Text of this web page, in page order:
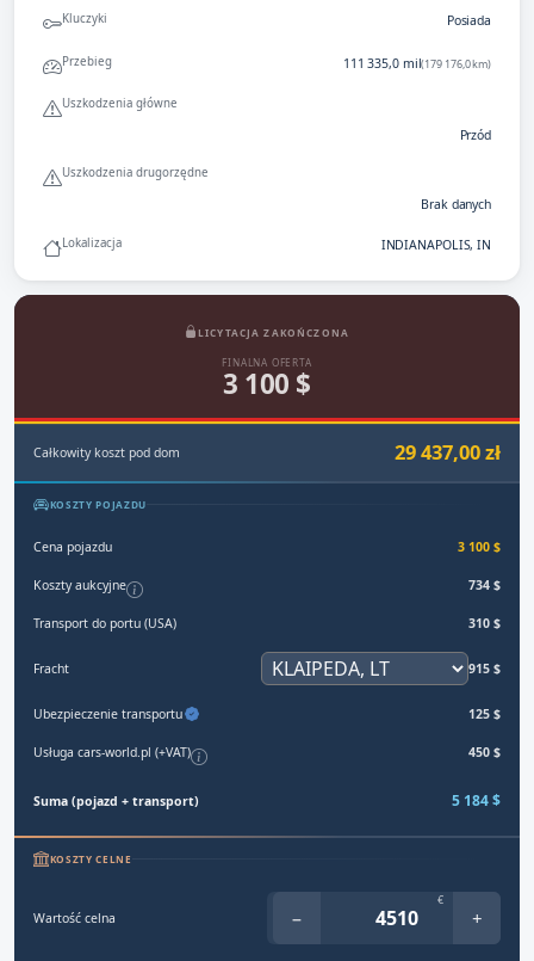
Kluczyki Posiada
Przebieg 111 335,0 mil(179 176,0 km)
Uszkodzenia główne
Przód
Uszkodzenia drugorzędne
Brak danych
Lokalizacja INDIANAPOLIS, IN
LICYTACJA ZAKOŃCZONA
FINALNA OFERTA
3 100 $
Całkowity koszt pod dom 29 437,00 zł
KOSZTY POJAZDU
Cena pojazdu 3 100 $
Koszty aukcyjne 734 $
Transport do portu (USA) 310 $
Fracht 915 $
Ubezpieczenie transportu 125 $
Usługa cars-world.pl (+VAT) 450 $
Suma (pojazd + transport) 5 184 $
KOSZTY CELNE
Wartość celna −
€
+